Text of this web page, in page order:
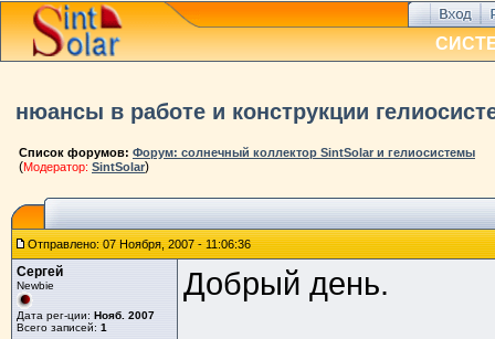
нюансы в работе и конструкции
Список форумов: Форум: солнечный коллектор SintSolar и гелиосистемы
(Модератор: SintSolar)
Отправлено: 07 Ноября, 2007 - 11:06:36
Сергей
Newbie
Дата рег-ции: Нояб. 2007
Всего записей: 1
Добрый день.